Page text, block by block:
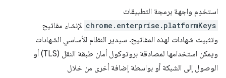
استخدِم واجهة برمجة التطبيقات
chrome.enterprise.platformKeys لإنشاء مفاتيح
وتثبيت شهادات لهذه المفاتيح. سيدير النظام الأساسي الشهادات
ويمكن استخدامها لمصادقة بروتوكول أمان طبقة النقل (TLS) أو
الوصول إلى الشبكة أو بواسطة إضافة أخرى من خلال